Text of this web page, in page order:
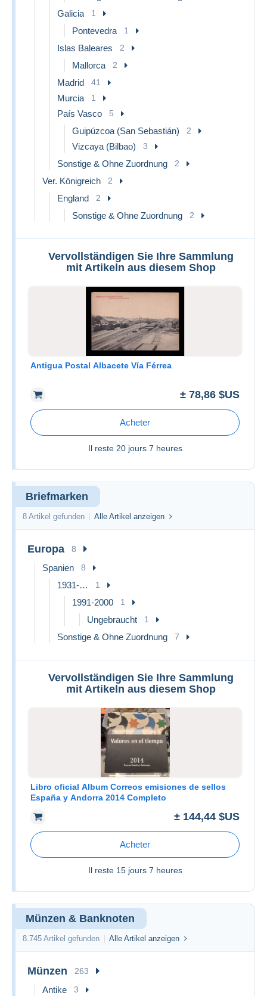
Galicia 1
Pontevedra 1
Islas Baleares 2
Mallorca 2
Madrid 41
Murcia 1
País Vasco 5
Guipúzcoa (San Sebastián) 2
Vizcaya (Bilbao) 3
Sonstige & Ohne Zuordnung 2
Ver. Königreich 2
England 2
Sonstige & Ohne Zuordnung 2
Vervollständigen Sie Ihre Sammlung
mit Artikeln aus diesem Shop
Antigua Postal Albacete Vía Férrea
± 78,86 $US
Acheter
Il reste 20 jours 7 heures
Briefmarken
8 Artikel gefunden Alle Artikel anzeigen
Europa 8
Spanien 8
1931-… 1
1991-2000 1
Ungebraucht 1
Sonstige & Ohne Zuordnung 7
Vervollständigen Sie Ihre Sammlung
mit Artikeln aus diesem Shop
Libro oficial Album Correos emisiones de sellos
España y Andorra 2014 Completo
± 144,44 $US
Acheter
Il reste 15 jours 7 heures
Münzen & Banknoten
8.745 Artikel gefunden Alle Artikel anzeigen
Münzen 263
Antike 3